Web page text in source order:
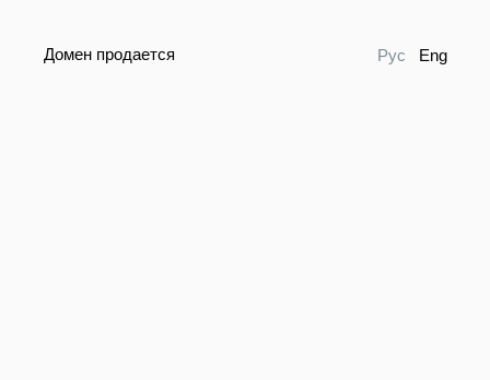
Домен продается Рус Eng